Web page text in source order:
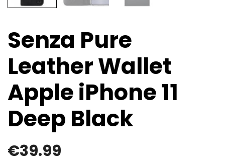
Senza Pure
Leather Wallet
Apple iPhone 11
Deep Black
€39.99